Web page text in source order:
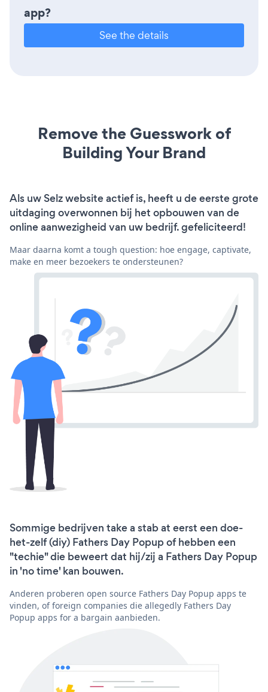
app?
See the details
Remove the Guesswork of
Building Your Brand
Als uw Selz website actief is, heeft u de eerste grote
uitdaging overwonnen bij het opbouwen van de
online aanwezigheid van uw bedrijf. gefeliciteerd!
Maar daarna komt a tough question: hoe engage, captivate,
make en meer bezoekers te ondersteunen?
Sommige bedrijven take a stab at eerst een doe-
het-zelf (diy) Fathers Day Popup of hebben een
"techie" die beweert dat hij/zij a Fathers Day Popup
in 'no time' kan bouwen.
Anderen proberen open source Fathers Day Popup apps te
vinden, of foreign companies die allegedly Fathers Day
Popup apps for a bargain aanbieden.